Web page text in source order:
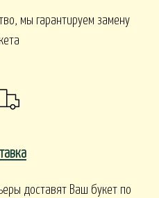
мы гарантируем замену
доставят Ваш букет по